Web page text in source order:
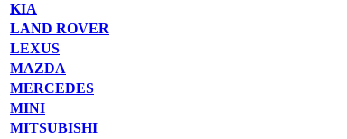
KIA
LAND ROVER
LEXUS
MAZDA
MERCEDES
MINI
MITSUBISHI